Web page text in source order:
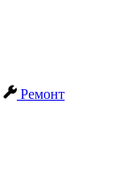
Ремонт